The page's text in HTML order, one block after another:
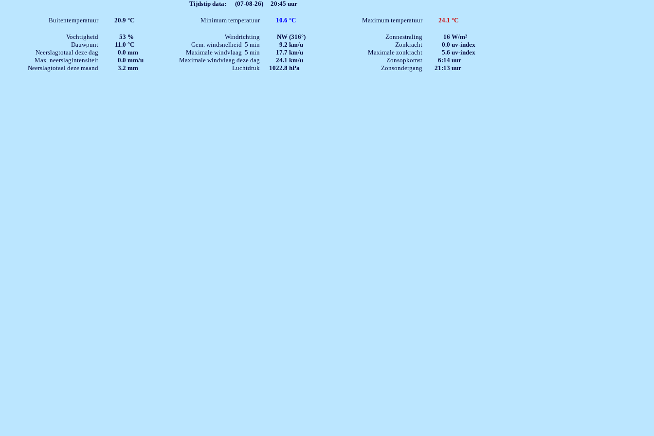
Tijdstip data: (07-08-26) 20:45 uur
Buitentemperatuur 20.9 °C Minimum temperatuur 10.6 °C Maximum temperatuur 24.1 °C
Vochtigheid 53 % Windrichting NW (316°) Zonnestraling 16 W/m²
Dauwpunt
11.0 °C Gem. windsnelheid 5 min 9.2 km/u Zonkracht 0.0 uv-index
Neerslagtotaal deze dag
0.0 mm Maximale windvlaag 5 min 17.7 km/u Maximale zonkracht 5.6 uv-index
Max. neerslagintensiteit
0.0 mm/u Maximale windvlaag deze dag 24.1 km/u Zonsopkomst 6:14 uur
Neerslagtotaal deze maand
3.2 mm Luchtdruk 1022.8 hPa Zonsondergang 21:13 uur